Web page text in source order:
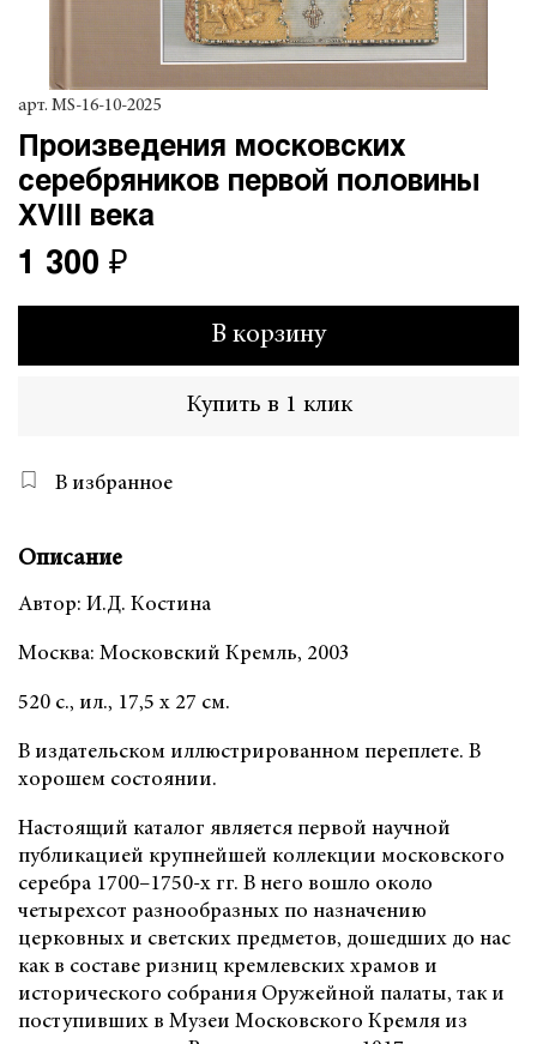
арт. MS-16-10-2025
Произведения московских
серебряников первой половины
XVIII века
1 300 ₽
В корзину
Купить в 1 клик
В избранное
Описание
Автор: И.Д. Костина
Москва: Московский Кремль, 2003
520 с., ил., 17,5 х 27 см.
В издательском иллюстрированном переплете. В
хорошем состоянии.
Настоящий каталог является первой научной
публикацией крупнейшей коллекции московского
серебра 1700–1750-х гг. В него вошло около
четырехсот разнообразных по назначению
церковных и светских предметов, дошедших до нас
как в составе ризниц кремлевских храмов и
исторического собрания Оружейной палаты, так и
поступивших в Музеи Московского Кремля из